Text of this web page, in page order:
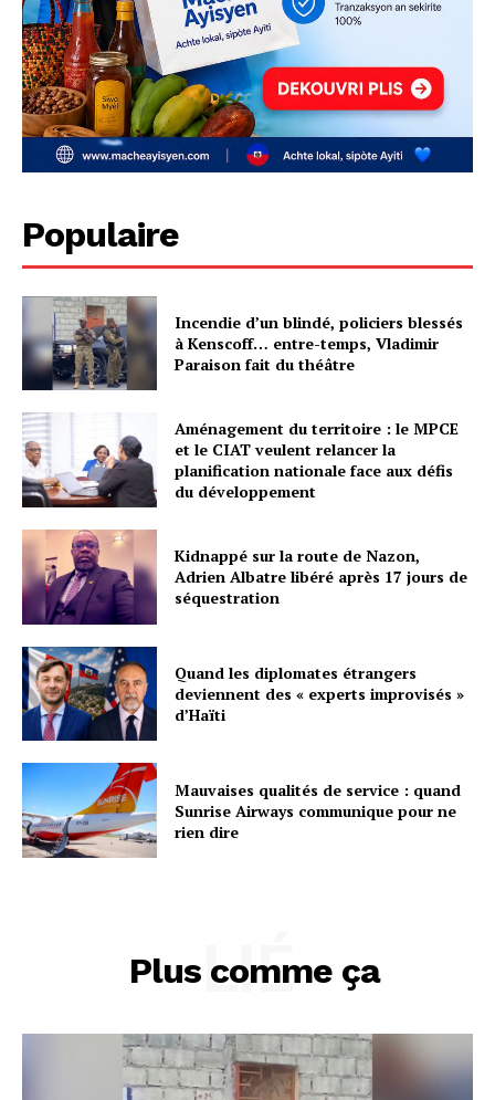
Populaire
Incendie d’un blindé, policiers blessés
à Kenscoff… entre-temps, Vladimir
Paraison fait du théâtre
Aménagement du territoire : le MPCE
et le CIAT veulent relancer la
planification nationale face aux défis
du développement
Kidnappé sur la route de Nazon,
Adrien Albatre libéré après 17 jours de
séquestration
Quand les diplomates étrangers
deviennent des « experts improvisés »
d’Haïti
Mauvaises qualités de service : quand
Sunrise Airways communique pour ne
rien dire
Plus comme ça
LIÉ